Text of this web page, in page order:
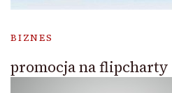
BIZNES
promocja na flipcharty